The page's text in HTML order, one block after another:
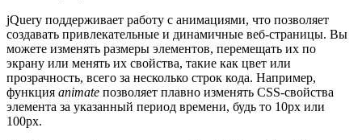
jQuery поддерживает работу с анимациями, что позволяет
создавать привлекательные и динамичные веб-страницы. Вы
можете изменять размеры элементов, перемещать их по
экрану или менять их свойства, такие как цвет или
прозрачность, всего за несколько строк кода. Например,
функция animate позволяет плавно изменять CSS-свойства
элемента за указанный период времени, будь то 10px или
100px.